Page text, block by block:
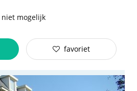
niet mogelijk
favoriet